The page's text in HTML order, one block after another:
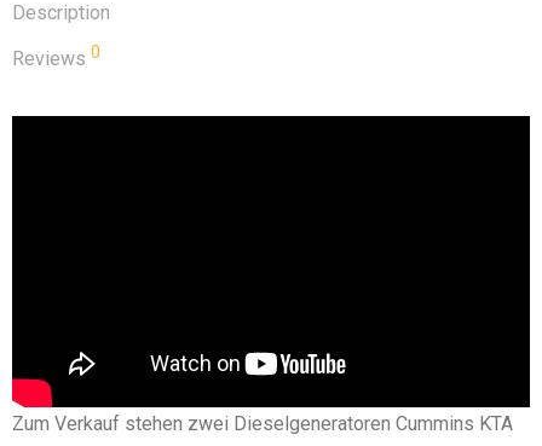
Description
Reviews 0
Zum Verkauf stehen zwei Dieselgeneratoren Cummins KTA